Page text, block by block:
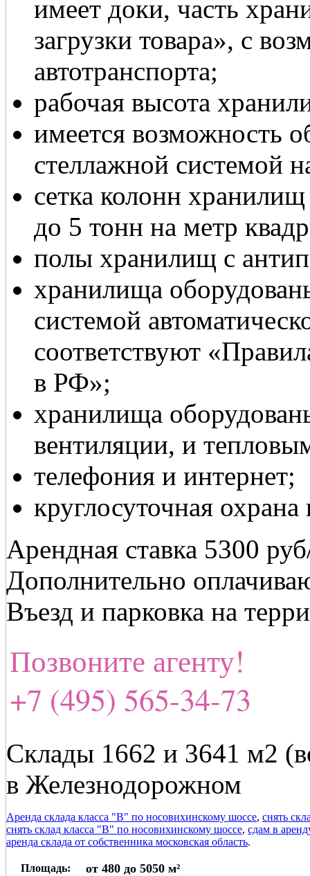
имеет доки, часть
загрузки товара», с
автотранспорта;
рабочая высота
имеется возможность
стеллажной системой
сетка колонн
до 5 тонн на метр
полы хранилищ с
хранилища
системой
соответствуют
в РФ»;
хранилища
вентиляции, и
телефония и интернет;
круглосуточная
Арендная ставка 5300
Дополнительно
Въезд и парковка на
Позвоните агенту!
+7 (495) 565-34-73
Склады 1662 и 3641 м2
в Железнодорожном
Аренда склада класса "В" по носовихинскому шоссе, снять
снять склад класса "В" по носовихинскому шоссе, сдам в
аренда склада от собственника московская область.
Площадь: от 480 до 5050 м²